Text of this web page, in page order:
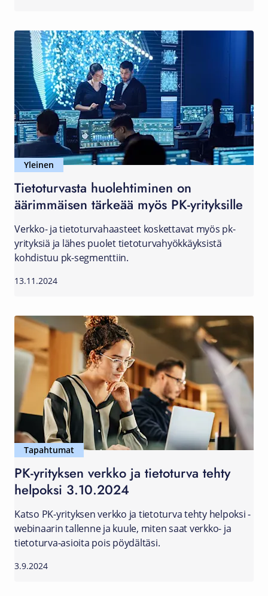
Yleinen
Tietoturvasta huolehtiminen on
äärimmäisen tärkeää myös PK-yrityksille
Verkko- ja tietoturvahaasteet koskettavat myös pk-
yrityksiä ja lähes puolet tietoturvahyökkäyksistä
kohdistuu pk-segmenttiin.
13.11.2024
Tapahtumat
PK-yrityksen verkko ja tietoturva tehty
helpoksi 3.10.2024
Katso PK-yrityksen verkko ja tietoturva tehty helpoksi -
webinaarin tallenne ja kuule, miten saat verkko- ja
tietoturva-asioita pois pöydältäsi.
3.9.2024